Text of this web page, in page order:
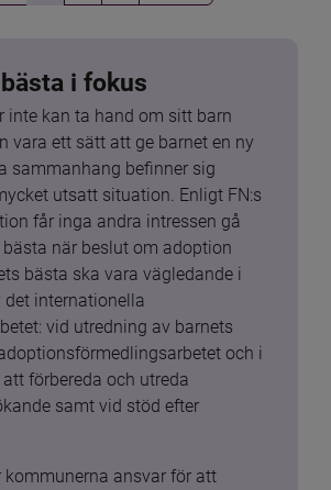
i fokus
inte kan ta hand om sitt barn
vara ett sätt att ge barnet en ny
sammanhang befinner sig
utsatt situation. Enligt FN:s
får inga andra intressen gå
när beslut om adoption
bästa ska vara vägledande i
det internationella
vid utredning av barnets
och i
förbereda och utreda
samt vid stöd efter
kommunerna ansvar för att